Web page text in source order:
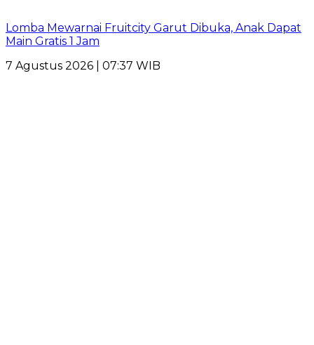
Lomba Mewarnai Fruitcity Garut Dibuka, Anak Dapat
Main Gratis 1 Jam
7 Agustus 2026 | 07:37 WIB